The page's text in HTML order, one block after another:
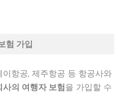
험 가입
이항공, 제주항공 등 항공사와
의 여행자 보험을 가입할 수